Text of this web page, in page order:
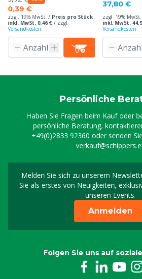
30 mm Platte
0,39 €
zzgl. 19% MwSt. / Preis pro Stück
inkl. MwSt. 0,46 € / zzgl.
Versandkosten
37,80 €
zzgl. 19%
inkl. MwSt.
Versandkosten
Persönliche
Haben Sie Fragen beim Kauf oder
persönliche Beratung,
+49(0)2833 92360 oder senden
Melden Sie sich zu unserem
Sie als erstes von Neuigkeiten,
unseren Events.
Anmelden
Folgen Sie uns auf